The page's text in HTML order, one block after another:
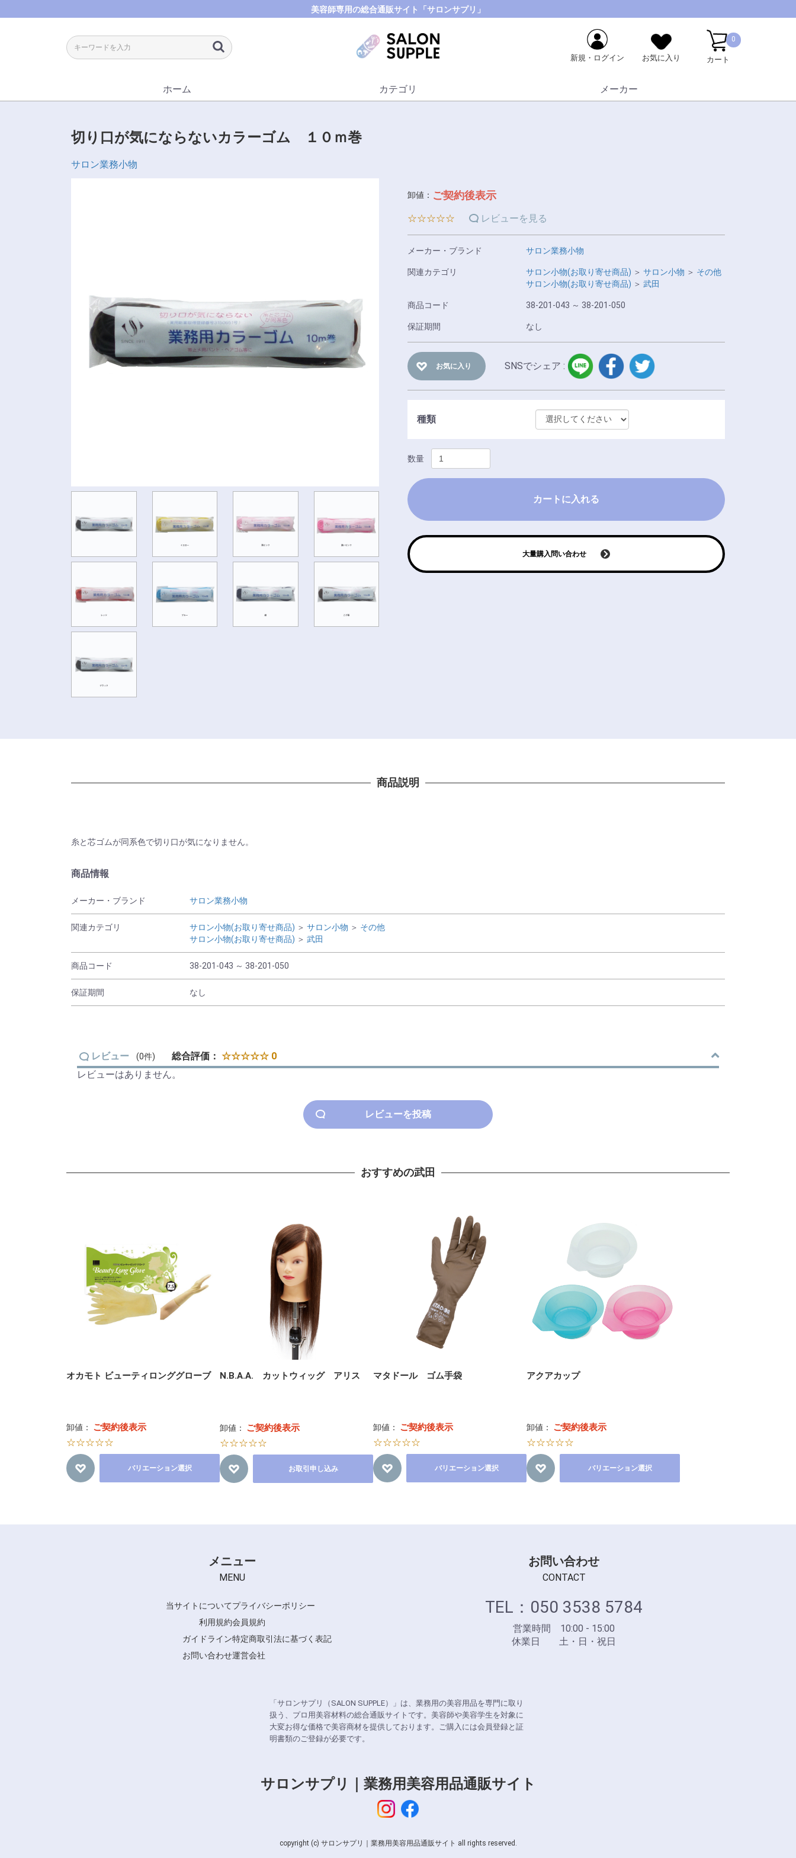
美容師専用の総合通販サイト「サロンサプリ」
新規・ログイン お気に入り
0
カート
ホーム カテゴリ メーカー
切り口が気にならないカラーゴム １０ｍ巻
サロン業務小物
卸値： ご契約後表示
☆☆☆☆☆ レビューを見る
メーカー・ブランド サロン業務小物
関連カテゴリ サロン小物(お取り寄せ商品) ＞ サロン小物 ＞ その他
サロン小物(お取り寄せ商品) ＞ 武田
商品コード 38-201-043 ～ 38-201-050
保証期間 なし
お気に入り SNSでシェア :
LINE facebook
種類
数量
カートに入れる
大量購入問い合わせ
商品説明
糸と芯ゴムが同系色で切り口が気になりません。
商品情報
メーカー・ブランド サロン業務小物
関連カテゴリ サロン小物(お取り寄せ商品) ＞ サロン小物 ＞ その他
サロン小物(お取り寄せ商品) ＞ 武田
商品コード 38-201-043 ～ 38-201-050
保証期間 なし
レビュー (0件) 総合評価： ☆☆☆☆☆ 0
レビューはありません。
レビューを投稿
おすすめの武田
オカモト ビューティロンググローブ
卸値： ご契約後表示
☆☆☆☆☆
バリエーション選択
N.B.A.A. カットウィッグ アリス
卸値： ご契約後表示
☆☆☆☆☆
お取引申し込み
マタドール ゴム手袋
卸値： ご契約後表示
☆☆☆☆☆
バリエーション選択
アクアカップ
卸値： ご契約後表示
☆☆☆☆☆
バリエーション選択
メニュー
MENU
当サイトについてプライバシーポリシー
利用規約会員規約
ガイドライン特定商取引法に基づく表記
お問い合わせ運営会社
お問い合わせ
CONTACT
TEL：050 3538 5784
営業時間 10:00 - 15:00
休業日 土・日・祝日
「サロンサプリ（SALON SUPPLE）」は、業務用の美容用品を専門に取り
扱う、プロ用美容材料の総合通販サイトです。美容師や美容学生を対象に
大変お得な価格で美容商材を提供しております。ご購入には会員登録と証
明書類のご登録が必要です。
サロンサプリ｜業務用美容用品通販サイト
copyright (c) サロンサプリ｜業務用美容用品通販サイト all rights reserved.